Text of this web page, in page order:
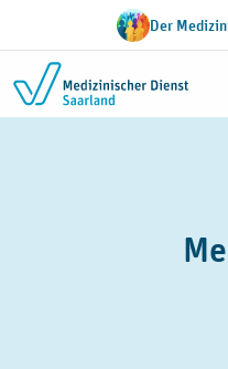
Zum Inhalt springenDer